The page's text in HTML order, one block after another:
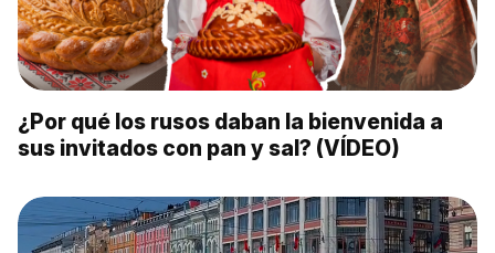
¿Por qué los rusos daban la bienvenida a
sus invitados con pan y sal? (VÍDEO)